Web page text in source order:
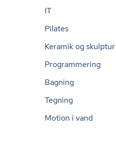
IT
Pilates
Keramik og skulptur
Programmering
Bagning
Tegning
Motion i vand